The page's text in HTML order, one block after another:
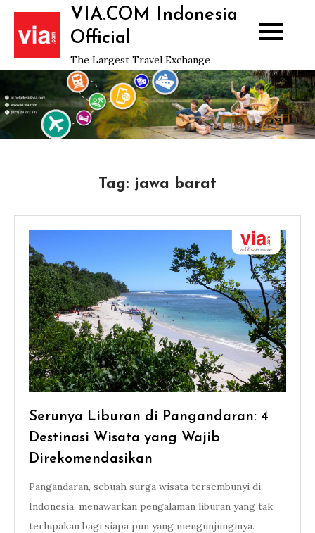
Skip
content
VIA.COM Indonesia
Official
The Largest Travel Exchange
Tag: jawa barat
Serunya Liburan di Pangandaran: 4
Destinasi Wisata yang Wajib
Direkomendasikan
Pangandaran, sebuah surga wisata tersembunyi di
Indonesia, menawarkan pengalaman liburan yang tak
terlupakan bagi siapa pun yang mengunjunginya.